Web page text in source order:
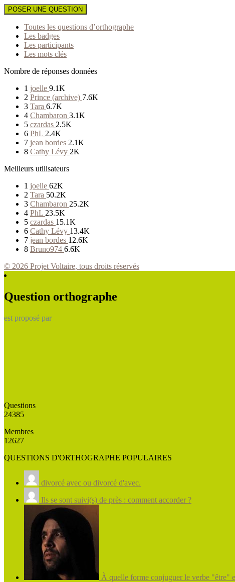
POSER UNE QUESTION
Toutes les questions d’orthographe
Les badges
Les participants
Les mots clés
Nombre de réponses données
1 joelle 9.1K
2 Prince (archive) 7.6K
3 Tara 6.7K
4 Chambaron 3.1K
5 czardas 2.5K
6 PhL 2.4K
7 jean bordes 2.1K
8 Cathy Lévy 2K
Meilleurs utilisateurs
1 joelle 62K
2 Tara 50.2K
3 Chambaron 25.2K
4 PhL 23.5K
5 czardas 15.1K
6 Cathy Lévy 13.4K
7 jean bordes 12.6K
8 Bruno974 6.6K
© 2026 Projet Voltaire, tous droits réservés
Question orthographe
est proposé par
Questions
24385
Membres
12627
QUESTIONS D'ORTHOGRAPHE POPULAIRES
divorcé avec ou divorcé d'avec.
Ils se sont suivi(s) de près : comment accorder ?
À quelle forme conjuguer le verbe "être"